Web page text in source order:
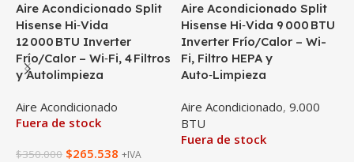
Aire Acondicionado Split
Hisense Hi‑Vida
12 000 BTU Inverter
Frío/Calor – Wi‑Fi, 4 Filtros
y Autolimpieza
Aire Acondicionado
Fuera de stock
$350.000 $265.538 +IVA
Aire Acondicionado Split
Hisense Hi‑Vida 9 000 BTU
Inverter Frío/Calor – Wi-
Fi, Filtro HEPA y
Auto‑Limpieza
Aire Acondicionado, 9.000
BTU
Fuera de stock